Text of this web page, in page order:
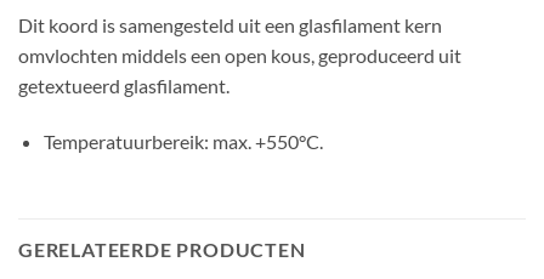
Dit koord is samengesteld uit een glasfilament kern
omvlochten middels een open kous, geproduceerd uit
getextueerd glasfilament.
Temperatuurbereik: max. +550°C.
GERELATEERDE PRODUCTEN